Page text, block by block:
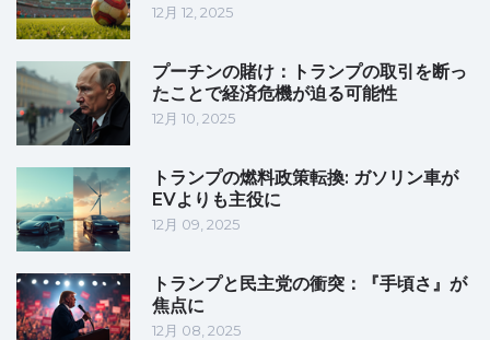
12月 12, 2025
プーチンの賭け：トランプの取引を断っ
たことで経済危機が迫る可能性
12月 10, 2025
トランプの燃料政策転換: ガソリン車が
EVよりも主役に
12月 09, 2025
トランプと民主党の衝突：『手頃さ』が
焦点に
12月 08, 2025